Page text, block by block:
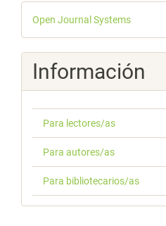
Desarrollado
por
Open Journal Systems
Información
Para lectores/as
Para autores/as
Para bibliotecarios/as